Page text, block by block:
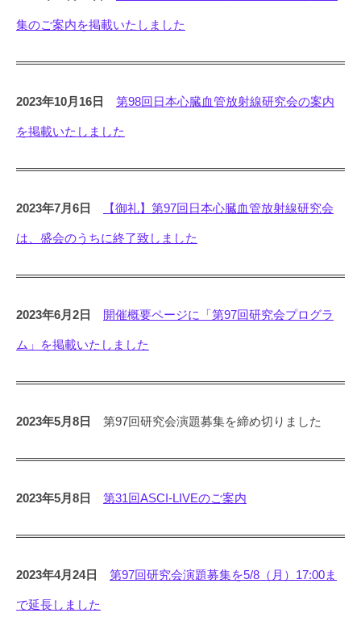
集のご案内を掲載いたしました
2023年10月16日 第98回日本心臓血管放射線研究会の案内
を掲載いたしました
2023年7月6日 【御礼】第97回日本心臓血管放射線研究会
は、盛会のうちに終了致しました
2023年6月2日 開催概要ページに「第97回研究会プログラ
ム」を掲載いたしました
2023年5月8日 第97回研究会演題募集を締め切りました
2023年5月8日 第31回ASCI-LIVEのご案内
2023年4月24日 第97回研究会演題募集を5/8（月）17:00ま
で延長しました